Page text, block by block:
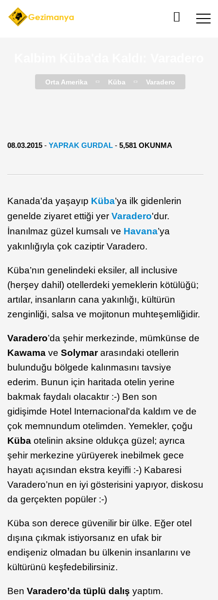
Orta Amerika Küba Varadero
08.03.2015 - YAPRAK GURDAL - 5,581 OKUNMA
Kanada'da yaşayıp Küba’ya ilk gidenlerin
genelde ziyaret ettiği yer Varadero'dur.
İnanılmaz güzel kumsalı ve Havana’ya
yakınlığıyla çok caziptir Varadero.
Küba’nın genelindeki eksiler, all inclusive
(herşey dahil) otellerdeki yemeklerin kötülüğü;
artılar, insanların cana yakınlığı, kültürün
zenginliği, salsa ve mojitonun muhteşemliğidir.
Varadero’da şehir merkezinde, mümkünse de
Kawama ve Solymararasındaki otellerin
bulunduğu bölgede kalınmasını tavsiye
ederim. Bunun için haritada otelin yerine
bakmak faydalı olacaktır :-) Ben son
gidişimde Hotel Internacional'da kaldım ve de
çok memnundum otelimden. Yemekler, çoğu
Küba otelinin aksine oldukça güzel; ayrıca
şehir merkezine yürüyerek inebilmek gece
hayatı açısından ekstra keyifli :-) Kabaresi
Varadero’nun en iyi gösterisini yapıyor, diskosu
da gerçekten popüler :-)
Küba son derece güvenilir bir ülke. Eğer otel
dışına çıkmak istiyorsanız en ufak bir
endişeniz olmadan bu ülkenin insanlarını ve
kültürünü keşfedebilirsiniz.
Ben Varadero’da tüplü dalış yaptım.